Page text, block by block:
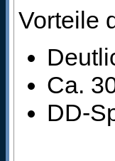
Vorteile
Ca.
DD-